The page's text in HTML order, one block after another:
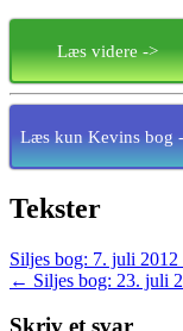
Læs videre ->
Læs kun Kevins bog
Tekster
Siljes bog: 7. juli 2012
← Siljes bog: 23. juli
Skriv et svar